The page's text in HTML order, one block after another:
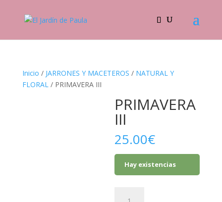
Inicio / JARRONES Y MACETEROS / NATURAL Y
FLORAL/ PRIMAVERA III
PRIMAVERA
III
25.00€
Hay existencias